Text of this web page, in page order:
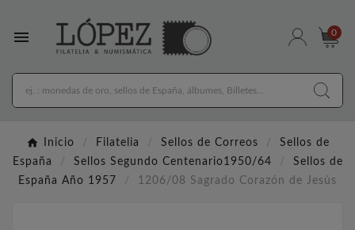
 0
Inicio Filatelia Sellos de Correos
Sellos de
España
Sellos Segundo Centenario1950/64
Sellos de
España Año 1957
1206/08 Sagrado Corazón de Jesús